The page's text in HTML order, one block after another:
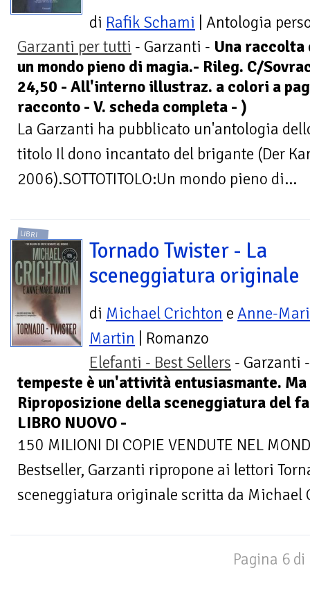
di Rafik Schami | Antologia
Garzanti per tutti - Garzanti - Una
un mondo pieno di magia.- Rileg. C/
24,50 - All'interno illustraz. a colori a
racconto - V. scheda completa - )
La Garzanti ha pubblicato un'antologia
titolo Il dono incantato del brigante (Der
2006).SOTTOTITOLO:Un mondo pieno di...
LIBRI
Tornado Twister - La
sceneggiatura originale
di Michael Crichton e Anne-
Martin | Romanzo
Elefanti - Best Sellers - Garzanti
tempeste è un'attività entusiasmante.
Riproposizione della sceneggiatura del
LIBRO NUOVO -
150 MILIONI DI COPIE VENDUTE NEL
Bestseller, Garzanti ripropone ai lettori
sceneggiatura originale scritta da Michael
Pagina 6 di